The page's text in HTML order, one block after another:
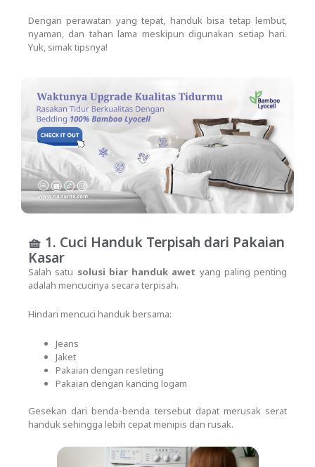
Dengan perawatan yang tepat, handuk bisa tetap lembut,
nyaman, dan tahan lama meskipun digunakan setiap hari.
Yuk, simak tipsnya!
🧺 1. Cuci Handuk Terpisah dari Pakaian
Kasar
Salah satu solusi biar handuk awet yang paling penting
adalah mencucinya secara terpisah.
Hindari mencuci handuk bersama:
Jeans
Jaket
Pakaian dengan resleting
Pakaian dengan kancing logam
Gesekan dari benda-benda tersebut dapat merusak serat
handuk sehingga lebih cepat menipis dan rusak.